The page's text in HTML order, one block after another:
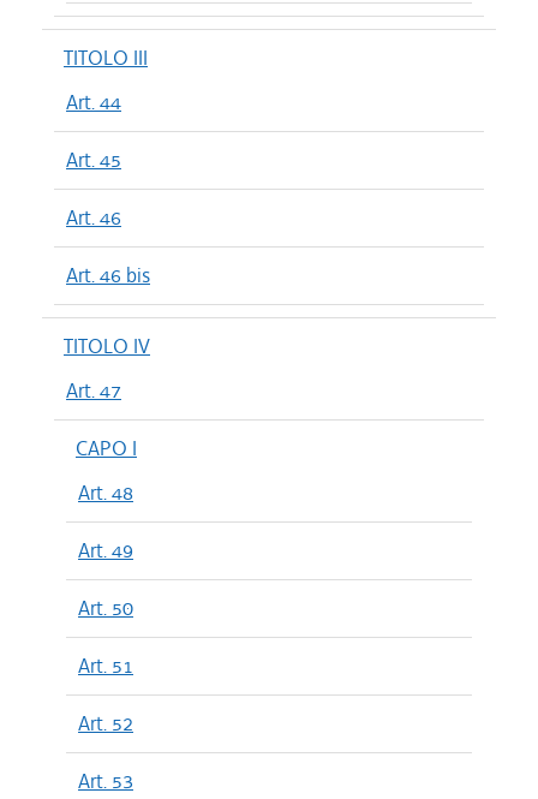
TITOLO III
Art. 44
Art. 45
Art. 46
Art. 46 bis
TITOLO IV
Art. 47
CAPO I
Art. 48
Art. 49
Art. 50
Art. 51
Art. 52
Art. 53